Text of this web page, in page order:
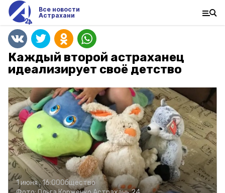
Все новости
Астрахани
Каждый второй астраханец
идеализирует своё детство
1 июня , 16:00Общество